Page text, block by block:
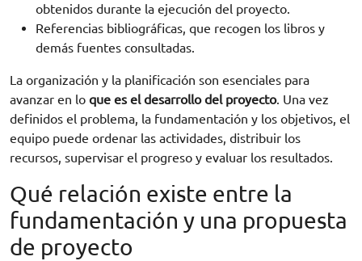
obtenidos durante la ejecución del proyecto.
Referencias bibliográficas, que recogen los libros y
demás fuentes consultadas.
La organización y la planificación son esenciales para
avanzar en lo que es el desarrollo del proyecto. Una vez
definidos el problema, la fundamentación y los objetivos, el
equipo puede ordenar las actividades, distribuir los
recursos, supervisar el progreso y evaluar los resultados.
Qué relación existe entre la
fundamentación y una propuesta
de proyecto